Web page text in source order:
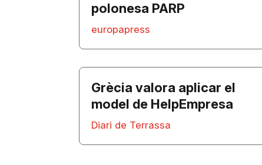
polonesa PARP
europapress
Grècia valora aplicar el
model de HelpEmpresa
Diari de Terrassa